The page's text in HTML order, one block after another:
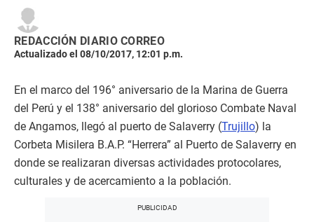
REDACCIÓN DIARIO CORREO
Actualizado el 08/10/2017, 12:01 p.m.
En el marco del 196° aniversario de la Marina de Guerra
del Perú y el 138° aniversario del glorioso Combate Naval
de Angamos, llegó al puerto de Salaverry (Trujillo) la
Corbeta Misilera B.A.P. “Herrera” al Puerto de Salaverry en
donde se realizaran diversas actividades protocolares,
culturales y de acercamiento a la población.